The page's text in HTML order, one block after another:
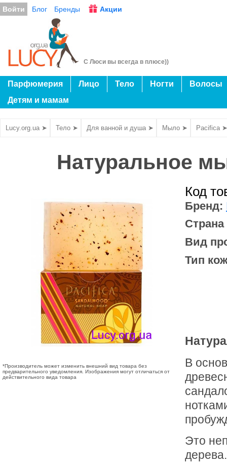
Войти Блог Бренды Акции
С Люси вы всегда в плюсе))
Парфюмерия Лицо Тело Ногти
Волосы
Детям и мамам
Lucy.org.ua ➤ Тело ➤ Для ванной и душа ➤ Мыло ➤ Pacifica ➤
Натуральное
*Производитель может изменить внешний вид товара без
предварительного уведомления. Изображения могут отличаться от
действительного вида товара
Код
Бренд:
Вид
Тип
В
Это
дерева.